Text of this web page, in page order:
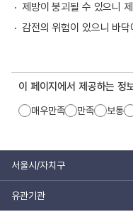
제방이 붕괴될 수 있으니
감전의 위험이 있으니 바
이 페이지에서 제공하는 정
매우만족 만족 보통
서울시/자치구
유관기관